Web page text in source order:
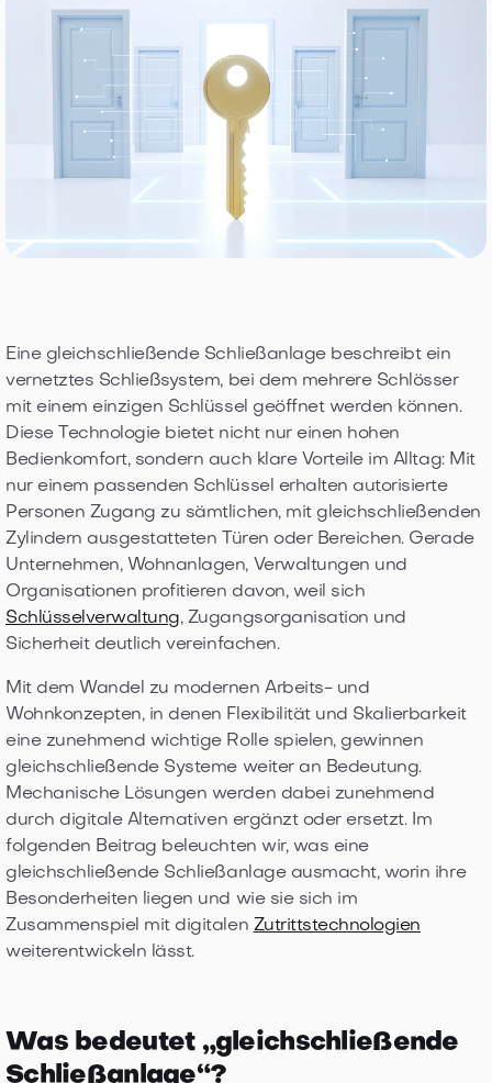
Eine gleichschließende Schließanlage beschreibt ein
vernetztes Schließsystem, bei dem mehrere Schlösser
mit einem einzigen Schlüssel geöffnet werden können.
Diese Technologie bietet nicht nur einen hohen
Bedienkomfort, sondern auch klare Vorteile im Alltag: Mit
nur einem passenden Schlüssel erhalten autorisierte
Personen Zugang zu sämtlichen, mit gleichschließenden
Zylindern ausgestatteten Türen oder Bereichen. Gerade
Unternehmen, Wohnanlagen, Verwaltungen und
Organisationen profitieren davon, weil sich
Schlüsselverwaltung, Zugangsorganisation und
Sicherheit deutlich vereinfachen.
Mit dem Wandel zu modernen Arbeits- und
Wohnkonzepten, in denen Flexibilität und Skalierbarkeit
eine zunehmend wichtige Rolle spielen, gewinnen
gleichschließende Systeme weiter an Bedeutung.
Mechanische Lösungen werden dabei zunehmend
durch digitale Alternativen ergänzt oder ersetzt. Im
folgenden Beitrag beleuchten wir, was eine
gleichschließende Schließanlage ausmacht, worin ihre
Besonderheiten liegen und wie sie sich im
Zusammenspiel mit digitalen Zutrittstechnologien
weiterentwickeln lässt.
Was bedeutet „gleichschließende
Schließanlage“?